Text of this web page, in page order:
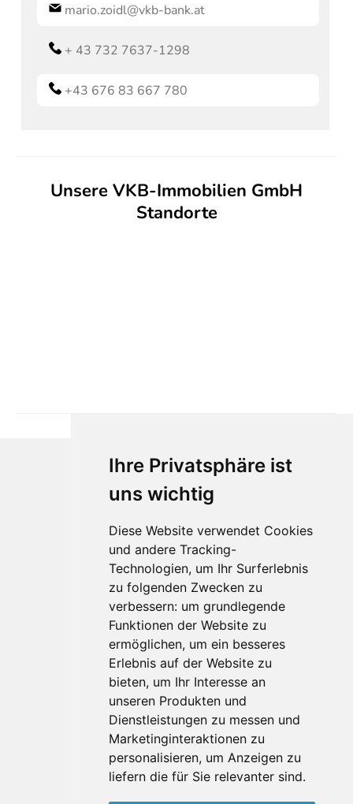
Ihre Privatsphäre ist
uns wichtig
Diese Website verwendet Cookies
und andere Tracking-
Technologien, um Ihr Surferlebnis
zu folgenden Zwecken zu
verbessern: um grundlegende
Funktionen der Website zu
ermöglichen, um ein besseres
Erlebnis auf der Website zu
bieten, um Ihr Interesse an
unseren Produkten und
Dienstleistungen zu messen und
Marketinginteraktionen zu
personalisieren, um Anzeigen zu
liefern die für Sie relevanter sind.
mario.zoidl@vkb-bank.at
+ 43 732 7637-1298
+43 676 83 667 780
Unsere VKB-Immobilien GmbH
Standorte
Für Makler:innen
Über Uns
Vorteile
Kontakt
Software Partner
Teilnahme
FAQ
Für Makler:innen